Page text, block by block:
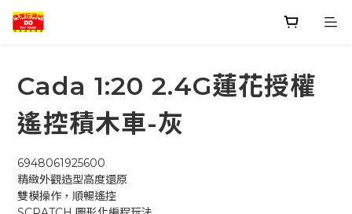
Cada 1:20 2.4G蓮花授權
遙控積木車-灰
6948061925600
精緻外觀造型高度還原
雙模操作，順暢遙控